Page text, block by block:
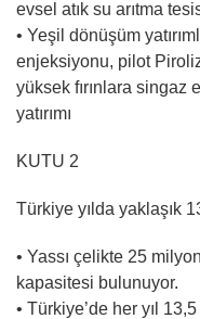
evsel atık su arıtma
• Yeşil dönüşüm
enjeksiyonu, pilot
yüksek fırınlara singaz
yatırımı
KUTU 2
Türkiye yılda yaklaşık
• Yassı çelikte 25
kapasitesi bulunuyor.
• Türkiye’de her yıl